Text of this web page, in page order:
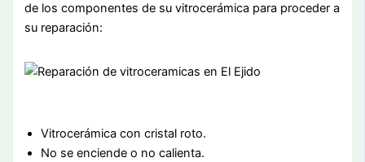
de los componentes de su vitrocerámica para proceder a
su reparación:
Vitrocerámica con cristal roto.
No se enciende o no calienta.